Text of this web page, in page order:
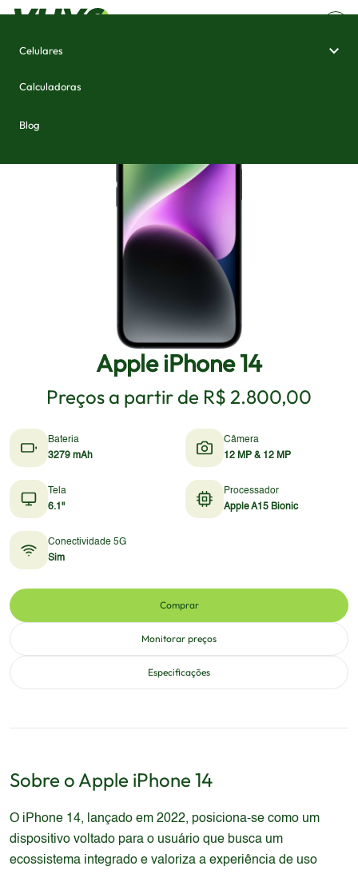
Celulares
Calculadoras
Blog
Apple iPhone 14
Preços a partir de R$ 2.800,00
Bateria
3279 mAh
Câmera
12 MP & 12 MP
Tela
6.1"
Processador
Apple A15 Bionic
Conectividade 5G
Sim
Comprar
Monitorar preços
Especificações
Sobre o Apple iPhone 14
O iPhone 14, lançado em 2022, posiciona-se como um
dispositivo voltado para o usuário que busca um
ecossistema integrado e valoriza a experiência de uso